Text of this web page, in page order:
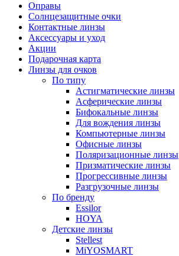
Оправы
Солнцезащитные очки
Контактные линзы
Аксессуары и уход
Акции
Подарочная карта
Линзы для очков
По типу
Астигматические линзы
Асферические линзы
Бифокальные линзы
Для вождения линзы
Компьютерные линзы
Офисные линзы
Поляризационные линзы
Призматические линзы
Прогрессивные линзы
Разгрузочные линзы
По бренду
Essilor
HOYA
Детские линзы
Stellest
MiYOSMART